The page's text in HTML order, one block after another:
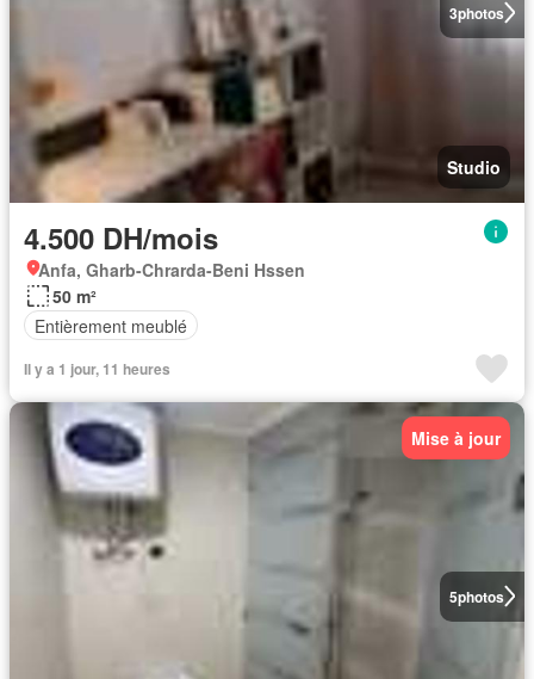
3photos
Studio
4.500 DH/mois
Anfa, Gharb-Chrarda-Beni Hssen
50 m²
Entièrement meublé
Il y a 1 jour, 11 heures
5photos
Mise à jour